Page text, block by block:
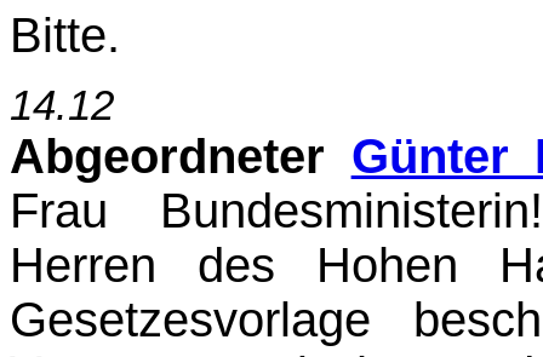
Bitte.
14.12
Abgeordneter Günter
Frau
Herren des Hohen
Gesetzesvorlage